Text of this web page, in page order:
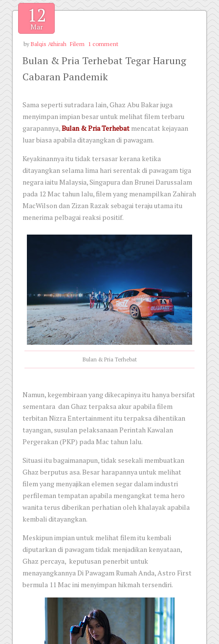
12
Mar
by Balqis Athirah Filem 1 comment
Bulan & Pria Terhebat Tegar Harung
Cabaran Pandemik
Sama seperti sutradara lain, Ghaz Abu Bakar juga
menyimpan impian besar untuk melihat filem terbaru
garapannya,Bulan & Pria Terhebat mencatat kejayaan
luar biasa apabila ditayangkan di pawagam.
Keyakinannya itu tidak tersasar kerana ketika
ditayangkan selama lima hari serentak di pawagam tiga
negara iaitu Malaysia, Singapura dan Brunei Darussalam
pada 12 Mac tahun lalu, filem yang menampilkan Zahirah
MacWilson dan Zizan Razak sebagai teraju utama itu
menerima pelbagai reaksi positif.
Bulan & Pria Terhebat
Namun, kegembiraan yang dikecapinya itu hanya bersifat
sementara dan Ghaz terpaksa akur apabila filem
terbitan Nizra Entertainment itu terpaksa dihentikan
tayangan, susulan pelaksanaan Perintah Kawalan
Pergerakan (PKP) pada Mac tahun lalu.
Situasi itu bagaimanapun, tidak sesekali membuatkan
Ghaz berputus asa. Besar harapannya untuk melihat
filem yang menyajikan elemen segar dalam industri
perfileman tempatan apabila mengangkat tema hero
wanita terus diberikan perhatian oleh khalayak apabila
kembali ditayangkan.
Meskipun impian untuk melihat filem itu kembali
diputarkan di pawagam tidak menjadikan kenyataan,
Ghaz percaya, keputusan penerbit untuk
menayangkannya Di Pawagam Rumah Anda, Astro First
bermula 11 Mac ini menyimpan hikmah tersendiri.